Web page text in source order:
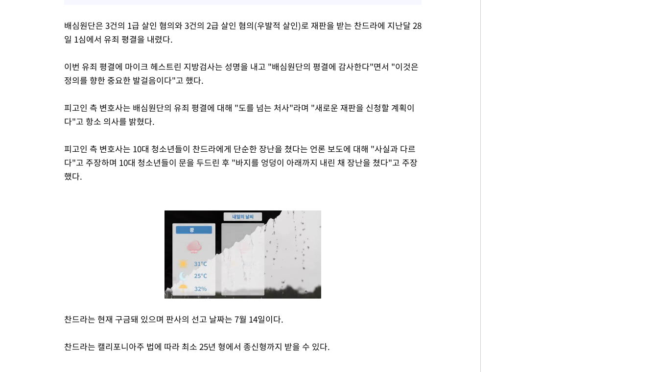
배심원단은 3건의 1급 살인 혐의와 3건의 2급 살인 혐의(우발적 살인)로 재판을 받는 찬드라에 지난달 28
일 1심에서 유죄 평결을 내렸다.
이번 유죄 평결에 마이크 헤스트린 지방검사는 성명을 내고 "배심원단의 평결에 감사한다"면서 "이것은
정의를 향한 중요한 발걸음이다"고 했다.
피고인 측 변호사는 배심원단의 유죄 평결에 대해 "도를 넘는 처사"라며 "새로운 재판을 신청할 계획이
다"고 항소 의사를 밝혔다.
피고인 측 변호사는 10대 청소년들이 찬드라에게 단순한 장난을 쳤다는 언론 보도에 대해 "사실과 다르
다"고 주장하며 10대 청소년들이 문을 두드린 후 "바지를 엉덩이 아래까지 내린 채 장난을 쳤다"고 주장
했다.
찬드라는 현재 구금돼 있으며 판사의 선고 날짜는 7월 14일이다.
찬드라는 캘리포니아주 법에 따라 최소 25년 형에서 종신형까지 받을 수 있다.